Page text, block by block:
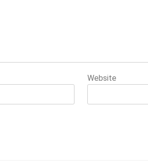
Website